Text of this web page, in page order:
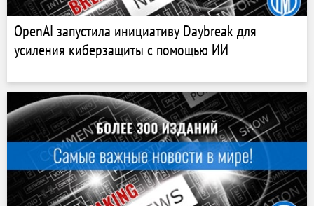
OpenAI запустила инициативу Daybreak для
усиления киберзащиты с помощью ИИ